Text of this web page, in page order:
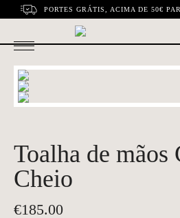
PORTES GRÁTIS, ACIMA DE 50€
Toalha de mãos
Cheio
€185.00